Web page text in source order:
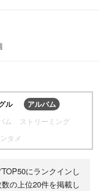
ル アルバム
ム
ストリーミング
タメ
にランクインし
の上位20件を掲載し